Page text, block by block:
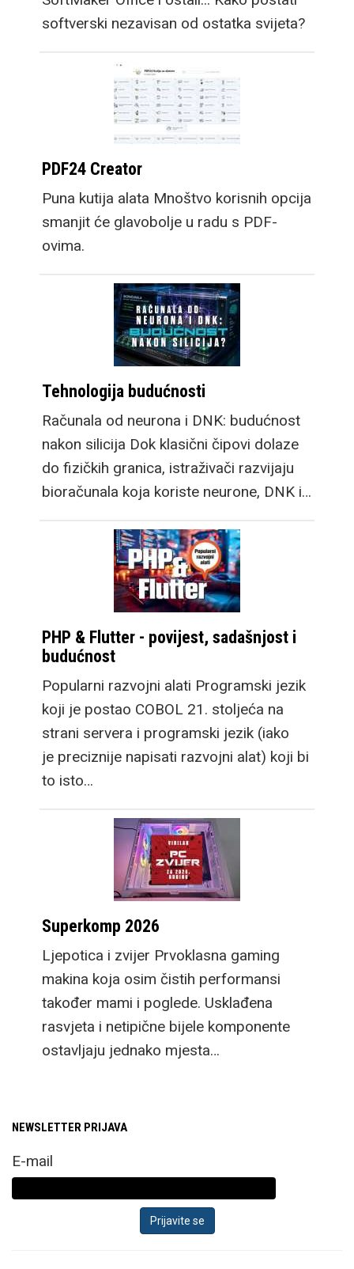
softverski nezavisan od ostatka svijeta?
PDF24 Creator
Puna kutija alata Mnoštvo korisnih opcija
smanjit će glavobolje u radu s PDF-
ovima.
Tehnologija budućnosti
Računala od neurona i DNK: budućnost
nakon silicija Dok klasični čipovi dolaze
do fizičkih granica, istraživači razvijaju
bioračunala koja koriste neurone, DNK i…
PHP & Flutter - povijest, sadašnjost i
budućnost
Popularni razvojni alati Programski jezik
koji je postao COBOL 21. stoljeća na
strani servera i programski jezik (iako
je preciznije napisati razvojni alat) koji bi
to isto…
Superkomp 2026
Ljepotica i zvijer Prvoklasna gaming
makina koja osim čistih performansi
također mami i poglede. Usklađena
rasvjeta i netipične bijele komponente
ostavljaju jednako mjesta…
NEWSLETTER PRIJAVA
E-mail